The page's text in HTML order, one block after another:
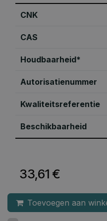
CNK
CAS
Houdbaarheid*
Autorisatienummer
Kwaliteitsreferentie
Beschikbaarheid
33,61 €
Toevoegen aan